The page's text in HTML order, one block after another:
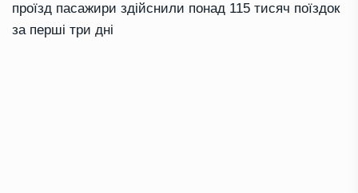
проїзд пасажири здійснили понад 115 тисяч поїздок
за перші три дні